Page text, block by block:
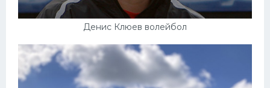
Денис Клюев волейбол